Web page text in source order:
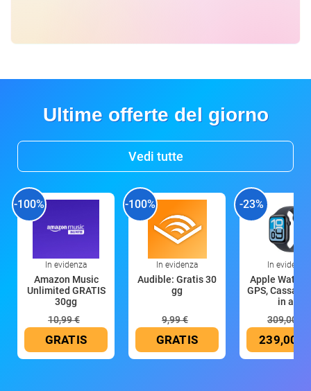
Ultime offerte del giorno
Vedi tutte
-100%
In evidenza
Amazon Music
Unlimited GRATIS
30gg
10,99 €
GRATIS
-100%
In evidenza
Audible: Gratis 30
gg
9,99 €
GRATIS
-23%
In evidenza
Apple Watch
GPS, Cassa
in all
309,00 €
239,00 €